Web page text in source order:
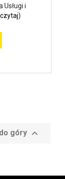
i
)
góry 